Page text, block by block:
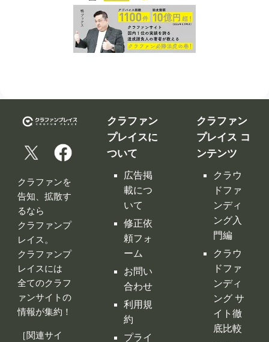
告知、拡散す
クラファンプ
クラファンプ
全てのクラフ
ァンサイトの
情報が集約！
［関連サイ
ト］
クラファン
プレイスに
ついて
修正依
頼フォ
ーム
お問い
合わせ
利用規
約
プライ
バシー
ポリシ
ー
特定商
取引法
に基づ
ング入
門編
クラウ
ドファ
ンディ
ング サ
イト徹
底比較
クラウ
ドファ
ンディ
ング 人
気サイ
トラン